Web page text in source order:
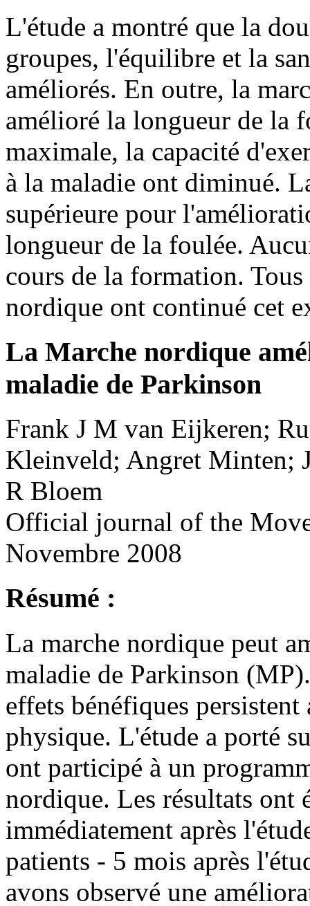
L'étude a montré que la
groupes, l'équilibre et la
améliorés. En outre, la
amélioré la longueur de la
maximale, la capacité
à la maladie ont diminué.
supérieure pour
longueur de la foulée.
cours de la formation.
nordique ont continué cet
La Marche nordique
maladie de Parkinson
Frank J M van Eijkeren;
Kleinveld; Angret Minten;
R Bloem
Official journal of the
Novembre 2008
Résumé :
La marche nordique peut
maladie de Parkinson (MP).
effets bénéfiques persistent
physique. L'étude a porté
ont participé à un
nordique. Les résultats ont
immédiatement après
patients - 5 mois après
avons observé une